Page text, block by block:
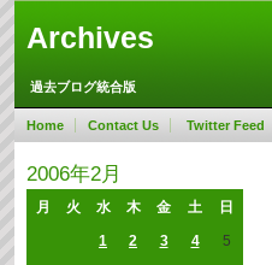
Archives
過去ブログ統合版
Home Contact Us Twitter Feed
2006年2月
月 火 水 木 金 土
日
1
2 3 4
5